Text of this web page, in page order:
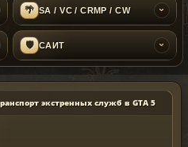
🌴 SA / VC / CRMP / CW ›
🛡 САЙТ ›
экстренных служб в GTA 5